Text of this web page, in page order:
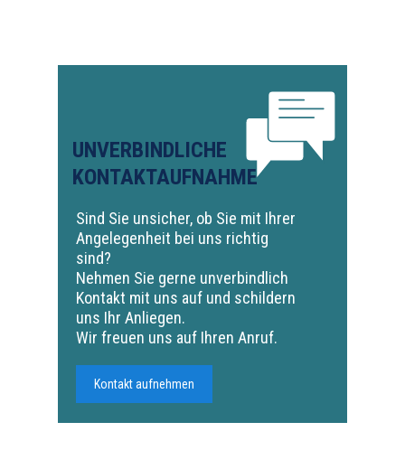
UNVERBINDLICHE
KONTAKTAUFNAHME
Sind Sie unsicher, ob Sie mit Ihrer
Angelegenheit bei uns richtig
sind?
Nehmen Sie gerne unverbindlich
Kontakt mit uns auf und schildern
uns Ihr Anliegen.
Wir freuen uns auf Ihren Anruf.
Kontakt aufnehmen